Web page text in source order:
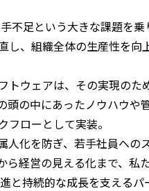
手不足という大きな課題を
し、組織全体の生産性を向
トウェアは、その実現のた
頭の中にあったノウハウや
フローとして実装。
人化を防ぎ、若手社員への
ら経営の見える化まで、私
と持続的な成長を支えるパ